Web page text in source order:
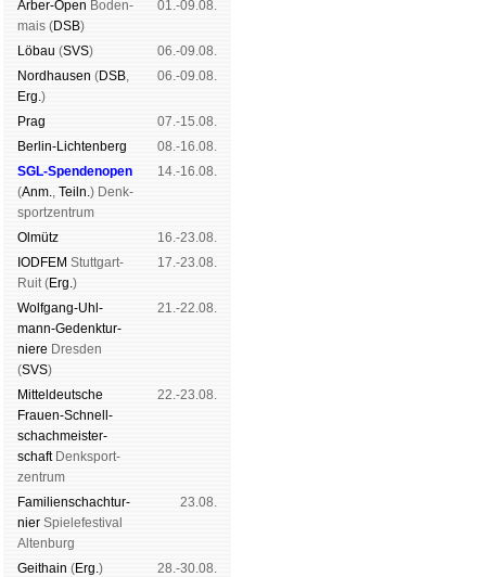
Arber-Open Boden­
mais (DSB)
01.-09.08.
Lö­bau (SVS)
06.-09.08.
Nord­hau­sen (DSB,
Erg.)
06.-09.08.
Prag
07.-15.08.
Berlin-Lich­ten­berg
08.-16.08.
SGL-Spenden­open
(Anm., Teiln.) Denk­
sport­zen­trum
14.-16.08.
Ol­mütz
16.-23.08.
IODFEM Stutt­gart-
Ruit (Erg.)
17.-23.08.
Wolf­gang-Uhl­
mann-Ge­denk­tur­
niere Dres­den
(SVS)
21.-22.08.
Mit­tel­deu­tsche
Frauen-Schnell­
schach­meis­ter­
schaftDenk­sport­
zen­trum
22.-23.08.
Familien­schach­tur­
nier Spiele­fes­ti­val
Al­ten­burg
23.08.
Geit­hain (Erg.)
28.-30.08.